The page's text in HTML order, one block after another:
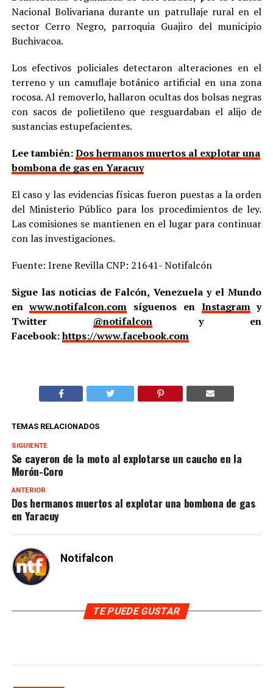
Nacional Bolivariana durante un patrullaje rural en el
sector Cerro Negro, parroquia Guajiro del municipio
Buchivacoa.
Los efectivos policiales detectaron alteraciones en el
terreno y un camuflaje botánico artificial en una zona
rocosa. Al removerlo, hallaron ocultas dos bolsas negras
con sacos de polietileno que resguardaban el alijo de
sustancias estupefacientes.
Lee también:Dos hermanos muertos al explotar una
bombona de gas en Yaracuy
El caso y las evidencias físicas fueron puestas a la orden
del Ministerio Público para los procedimientos de ley.
Las comisiones se mantienen en el lugar para continuar
con las investigaciones.
Fuente: Irene Revilla CNP: 21641- Notifalcón
Sigue las noticias de Falcón, Venezuela y el Mundo
enwww.notifalcon.com síguenos en Instagramy
Twitter @notifalcony en
Facebook:https://www.facebook.com
TEMAS RELACIONADOS
SIGUIENTE
Se cayeron de la moto al explotarse un caucho en la
Morón-Coro
ANTERIOR
Dos hermanos muertos al explotar una bombona de gas
en Yaracuy
Notifalcon
TE PUEDE GUSTAR